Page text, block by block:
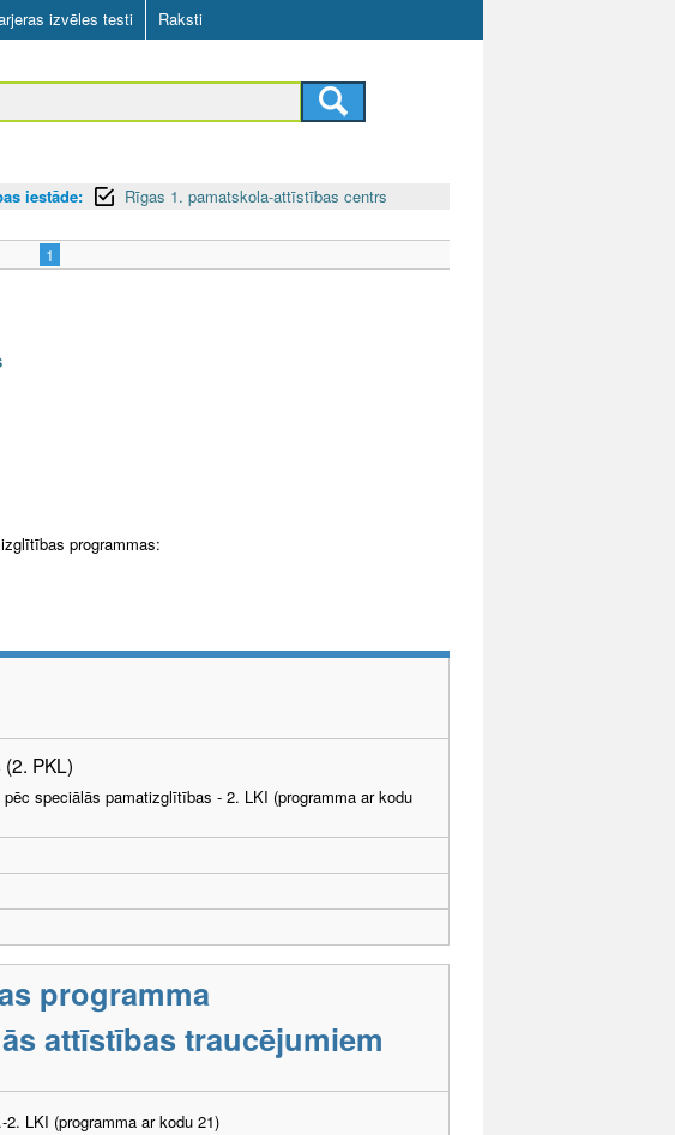
izvēles testi Raksti
iestāde: Rīgas 1. pamatskola-attīstības centrs
1
programmas:
PKL)
speciālās pamatizglītības - 2. LKI (programma ar kodu
programma
attīstības traucējumiem
LKI (programma ar kodu 21)